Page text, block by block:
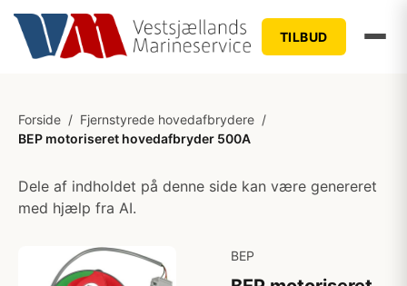
TILBUD
Forside / Fjernstyrede hovedafbrydere /
BEP motoriseret hovedafbryder 500A
Dele af indholdet på denne side kan være genereret
med hjælp fra AI.
BEP